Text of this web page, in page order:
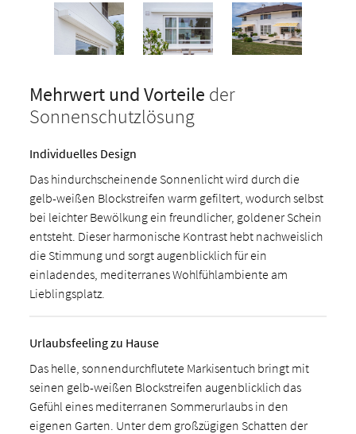
Mehrwert und Vorteile der
Sonnenschutzlösung
Individuelles Design
Das hindurchscheinende Sonnenlicht wird durch die
gelb-weißen Blockstreifen warm gefiltert, wodurch selbst
bei leichter Bewölkung ein freundlicher, goldener Schein
entsteht. Dieser harmonische Kontrast hebt nachweislich
die Stimmung und sorgt augenblicklich für ein
einladendes, mediterranes Wohlfühlambiente am
Lieblingsplatz.
Urlaubsfeeling zu Hause
Das helle, sonnendurchflutete Markisentuch bringt mit
seinen gelb-weißen Blockstreifen augenblicklich das
Gefühl eines mediterranen Sommerurlaubs in den
eigenen Garten. Unter dem großzügigen Schatten der